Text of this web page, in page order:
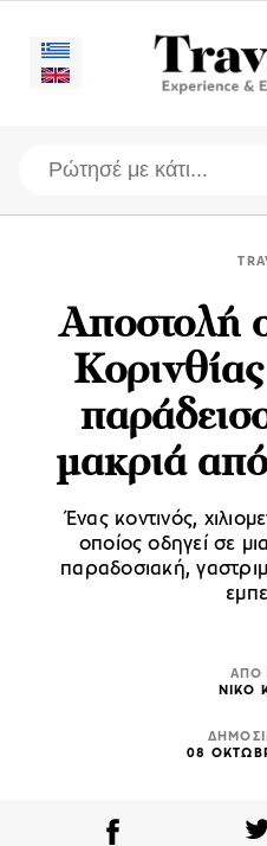
Αποστολή
μακριά
Ένας κοντινός,
οποίος οδηγεί σε
παραδοσιακή,
ΑΠΟ
ΝΙΚΟ
08